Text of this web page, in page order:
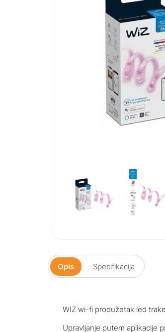
Opis Specifikacija
WIZ wi-fi produžetak led
Upravljanje putem aplikacije